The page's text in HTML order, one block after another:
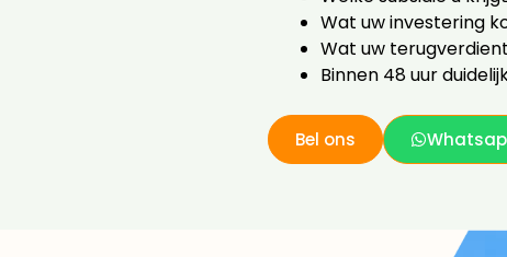
Wat uw investering
Wat uw
Binnen 48 uur
Bel ons